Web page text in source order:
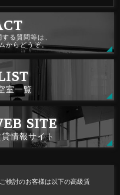
る質問等は、
からどうぞ。
室一覧
情報サイト
検討のお客様は以下の高級賃